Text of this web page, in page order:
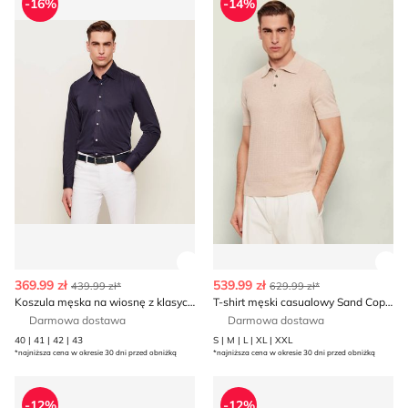
-16%
369.99 zł 439.99 zł*
Koszula męska na wiosnę z klasycznym kołnierzykiem Sand Copenhagen
Darmowa dostawa
40 | 41 | 42 | 43
*najniższa cena w okresie 30 dni przed obniżką
-14%
539.99 zł 629.99 zł*
T-shirt męski casualowy Sand Copenhagen
Darmowa dostawa
S | M | L | XL | XXL
*najniższa cena w okresie 30 dni przed obniżką
Sweter męski casual Sand CopenhagenSand Copenhagen -